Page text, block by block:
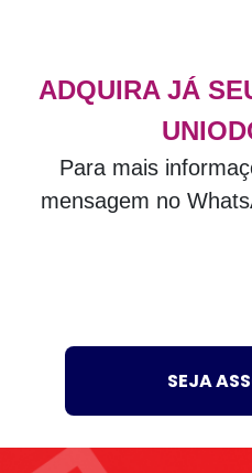
ADQUIRA JÁ
Para mais
mensagem no
SEJA